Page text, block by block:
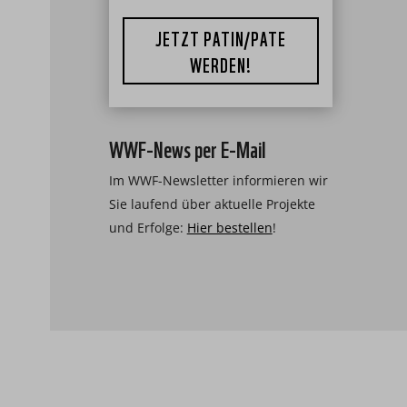
JETZT PATIN/PATE
WERDEN!
WWF-News per E-Mail
Im WWF-Newsletter informieren wir
Sie laufend über aktuelle Projekte
und Erfolge: Hier bestellen!